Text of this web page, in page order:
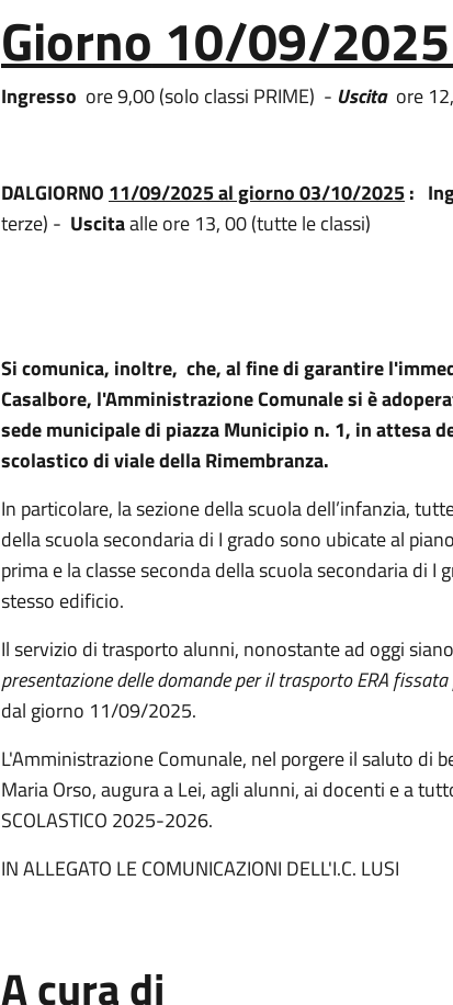
Giorno10/09/
Ingresso ore 9,00 (solo classi PRIME) - Uscita ore
DALGIORNO 11/09/2025 al giorno 03/10/2025:
terze) - Uscitaalle ore 13, 00 (tutte le classi)
Si comunica, inoltre, che, al fine di garantire
Casalbore, l'Amministrazione Comunale si è
sede municipale di piazza Municipio n. 1, in attesa
scolastico di viale della Rimembranza.
In particolare, la sezione della scuola dell’infanzia,
della scuola secondaria di I grado sono ubicate al
prima e la classe seconda della scuola secondaria di
stesso edificio.
Il servizio di trasporto alunni, nonostante ad oggi
presentazione delle domande per il trasporto ERA
dal giorno 11/09/2025.
L'Amministrazione Comunale, nel porgere il saluto di
Maria Orso, augura a Lei, agli alunni, ai docenti e a
SCOLASTICO 2025-2026.
IN ALLEGATO LE COMUNICAZIONI DELL'I.C. LUSI
A cura di